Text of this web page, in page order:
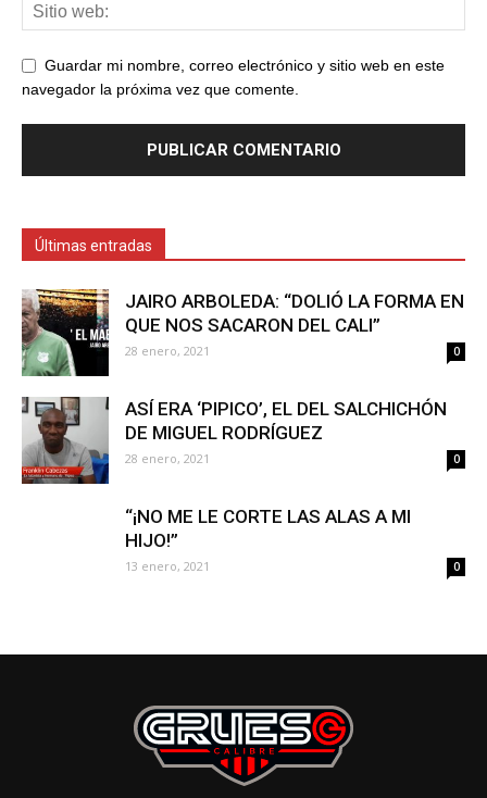
Guardar mi nombre, correo electrónico y sitio web en este
navegador la próxima vez que comente.
Últimas entradas
JAIRO ARBOLEDA: “DOLIÓ LA FORMA EN
QUE NOS SACARON DEL CALI”
28 enero, 2021 0
ASÍ ERA ‘PIPICO’, EL DEL SALCHICHÓN
DE MIGUEL RODRÍGUEZ
28 enero, 2021 0
“¡NO ME LE CORTE LAS ALAS A MI
HIJO!”
13 enero, 2021 0